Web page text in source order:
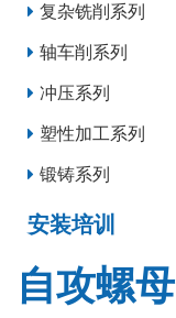
复杂铣削系列
轴车削系列
冲压系列
塑性加工系列
锻铸系列
安装培训
自攻螺母